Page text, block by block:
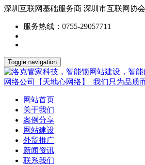
深圳互联网基础服务商 深圳市互联网协
服务热线：0755-29057711
Toggle navigation
网站首页
关于我们
案例分享
网站建设
外贸推广
新闻资讯
联系我们